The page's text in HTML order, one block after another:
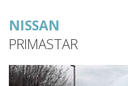
NISSAN
PRIMASTAR